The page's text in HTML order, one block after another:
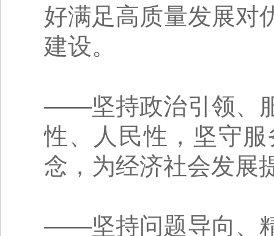
好满足高质量发展对
建设。
——坚持政治引领、
性、人民性，坚守
念，为经济社会发展
——坚持问题导向、